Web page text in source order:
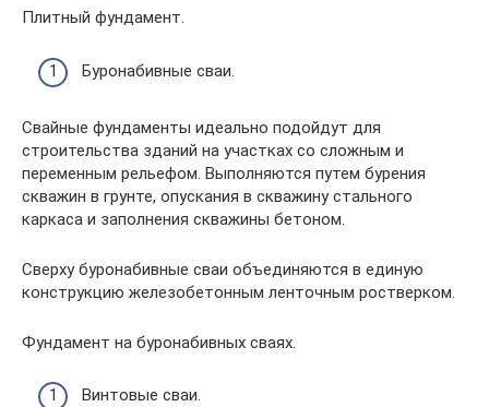
Плитный фундамент.
Буронабивные сваи.
Свайные фундаменты идеально подойдут для
строительства зданий на участках со сложным и
переменным рельефом. Выполняются путем бурения
скважин в грунте, опускания в скважину стального
каркаса и заполнения скважины бетоном.
Сверху буронабивные сваи объединяются в единую
конструкцию железобетонным ленточным ростверком.
Фундамент на буронабивных сваях.
Винтовые сваи.